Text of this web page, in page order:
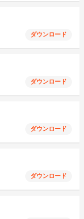
ダウンロード
ダウンロード
ダウンロード
ダウンロード